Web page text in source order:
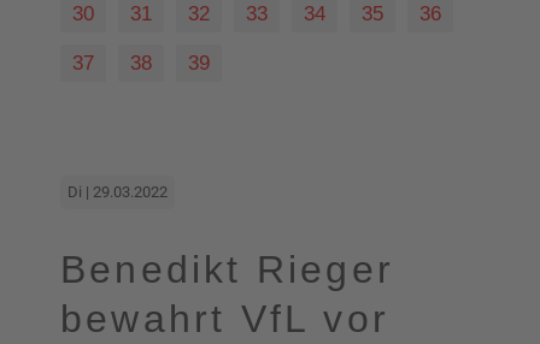
30 31 32 33 34 35 36
37 38 39
Di | 29.03.2022
Benedikt Rieger
bewahrt VfL vor